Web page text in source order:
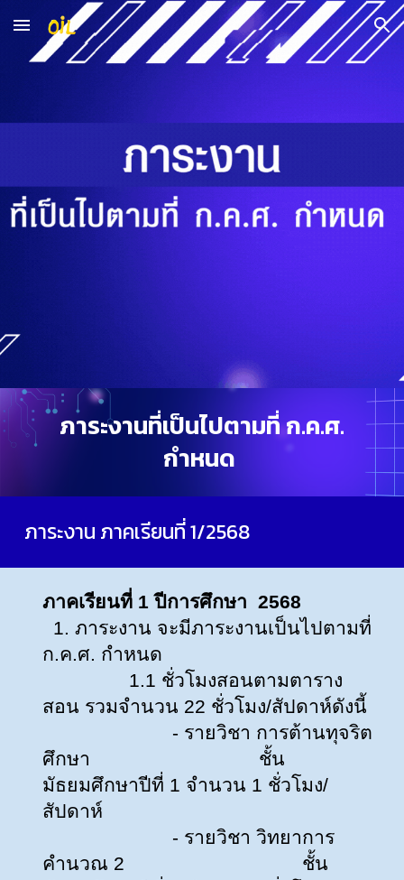
Skip to main content Skip to navigation
ภาระงานที่เป็นไปตามที่ ก.ค.ศ.
กำหนด
ภาระงาน ภาคเรียนที่ 1/2568
ภาคเรียนที่ 1 ปีการศึกษา 2568
1. ภาระงาน จะมีภาระงานเป็นไปตามที่
ก.ค.ศ. กำหนด
1.1 ชั่วโมงสอนตามตาราง
สอน รวมจำนวน 22 ชั่วโมง/สัปดาห์ดังนี้
- รายวิชา การต้านทุจริต
ศึกษา
ชั้น
มัธยมศึกษาปีที่ 1 จำนวน 1 ชั่วโมง/
สัปดาห์
- รายวิชาวิทยาการ
คำนวณ 2
ชั้น